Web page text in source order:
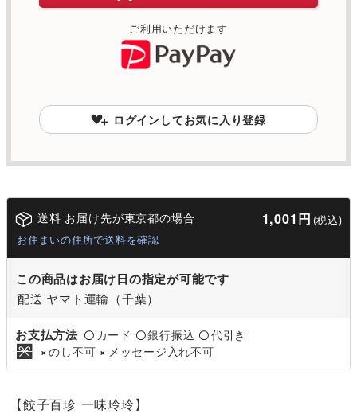
ご利用いただけます
ログインしてお気に入り登録
送料 お届け先が東京都の場合 1,001円 (税込)
お住まいの住所で送料を確認
この商品はお届け日の指定が可能です
配送 ヤマト運輸（千葉）
お支払方法 〇 カード 〇銀行振込 〇代引き
× のし不可 × メッセージ入れ不可
【餃子百珍 一味玲玲】